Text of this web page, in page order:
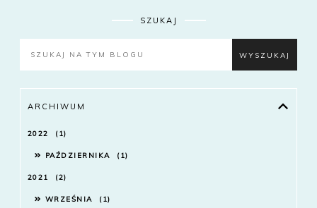
SZUKAJ
ARCHIWUM
2022 1
PAŹDZIERNIKA 1
2021 2
WRZEŚNIA 1